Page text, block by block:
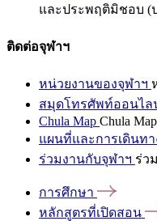
และประพฤติมิชอบ (
ติดต่อจุฬาฯ
หน่วยงานของจุฬาฯ
สมุดโทรศัพท์ออนไล
Chula Map Chula Map
แผนที่และการเดินทา
ร่วมงานกับจุฬาฯ ร่ว
การศึกษา
หลักสูตรที่เปิดสอน